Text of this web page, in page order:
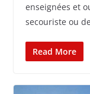
enseignées et
secouriste ou
Read More